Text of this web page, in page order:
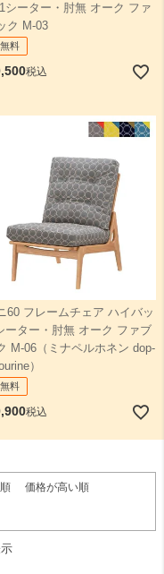
シーター・肘無 オーク ファ
ク M-03
料
税込
60 フレームチェア ハイバッ
ーター・肘無 オーク ファブ
M-06（ミナペルホネン dop-
）
料
税込
価格が高い順